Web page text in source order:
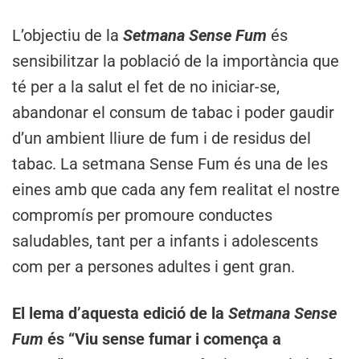
L’objectiu de la Setmana Sense Fum és
sensibilitzar la població de la importància que
té per a la salut el fet de no iniciar-se,
abandonar el consum de tabac i poder gaudir
d’un ambient lliure de fum i de residus del
tabac. La setmana Sense Fum és una de les
eines amb que cada any fem realitat el nostre
compromís per promoure conductes
saludables, tant per a infants i adolescents
com per a persones adultes i gent gran.
El lema d’aquesta edició de la Setmana Sense
Fum és “Viu sense fumar i comença a